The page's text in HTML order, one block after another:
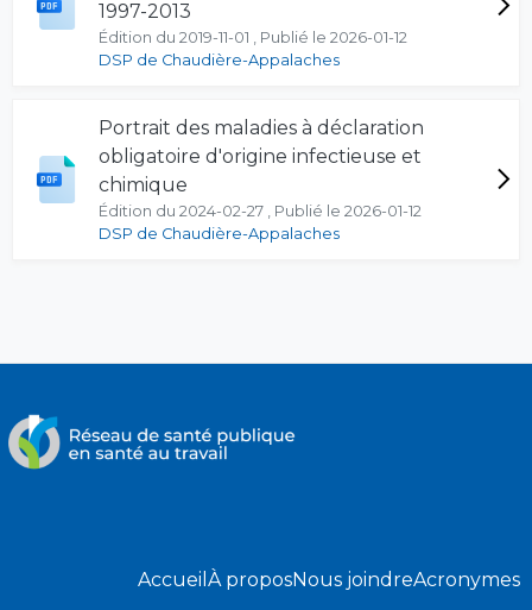
1997-2013
Édition du 2019-11-01 , Publié le 2026-01-12
DSP de Chaudière-Appalaches
Portrait des maladies à déclaration
obligatoire d'origine infectieuse et
chimique
Édition du 2024-02-27 , Publié le 2026-01-12
DSP de Chaudière-Appalaches
Accueil À proposNous joindreAcronymes